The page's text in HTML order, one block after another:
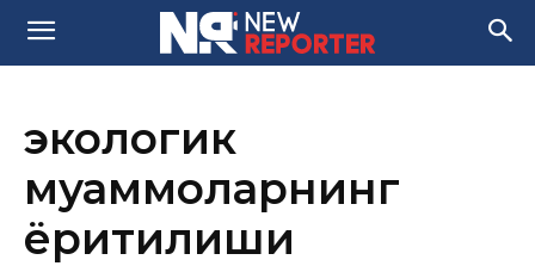
экологик
муаммоларнинг
ёритилиши